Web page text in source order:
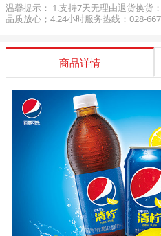
温馨提示： 1.支持7天无理由退货换货
品质放心；4.24小时服务热线：028-
商品详情